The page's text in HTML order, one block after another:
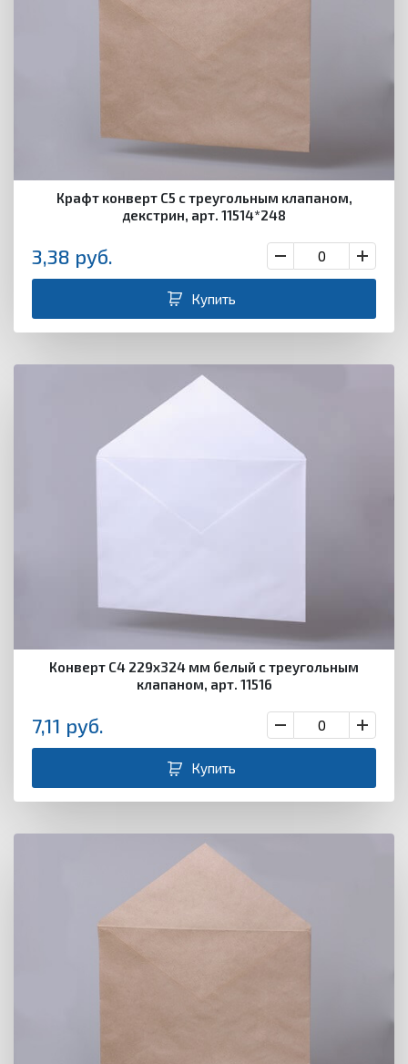
Крафт конверт С5 с треугольным клапаном,
декстрин, арт. 11514*248
3,38 руб.
Купить
Конверт С4 229х324 мм белый с треугольным
клапаном, арт. 11516
7,11 руб.
Купить